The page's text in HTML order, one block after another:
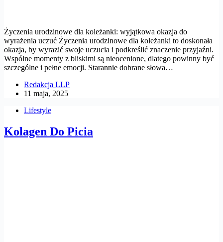
Życzenia urodzinowe dla koleżanki: wyjątkowa okazja do
wyrażenia uczuć Życzenia urodzinowe dla koleżanki to doskonała
okazja, by wyrazić swoje uczucia i podkreślić znaczenie przyjaźni.
Wspólne momenty z bliskimi są nieocenione, dlatego powinny być
szczególne i pełne emocji. Starannie dobrane słowa…
Redakcja LLP
11 maja, 2025
Lifestyle
Kolagen Do Picia